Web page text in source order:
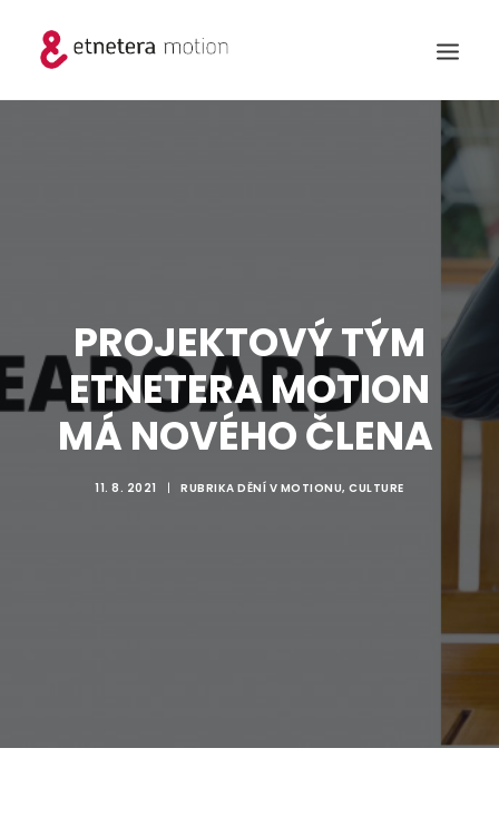
PROJEKTOVÝ TÝM
ETNETERA MOTION
MÁ NOVÉHO ČLENA
11. 8. 2021 | RUBRIKADĚNÍ V MOTIONU,CULTURE